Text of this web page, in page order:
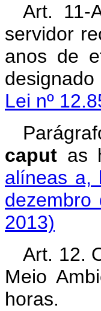
Art. 11-
servidor
anos de
Lei nº
caput as
alíneas a,
dezembro
2013)
Art. 12.
Meio
horas.